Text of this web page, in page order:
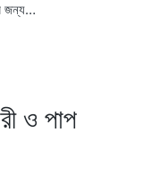
জন্য…
ও পাপ